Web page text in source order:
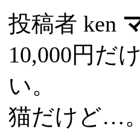
投稿者 ken
10,000円だ
い。
猫だけど…。